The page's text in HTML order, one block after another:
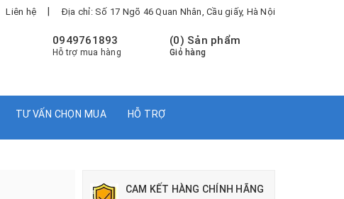
Liên hệ Địa chỉ: Số 17 Ngõ 46 Quan Nhân, Cầu giấy, Hà Nội
(0) Sản phẩm
Giỏ hàng
0949761893
Hỗ trợ mua hàng
TƯ VẤN CHỌN MUA HỖ TRỢ
CAM KẾT HÀNG CHÍNH HÃNG